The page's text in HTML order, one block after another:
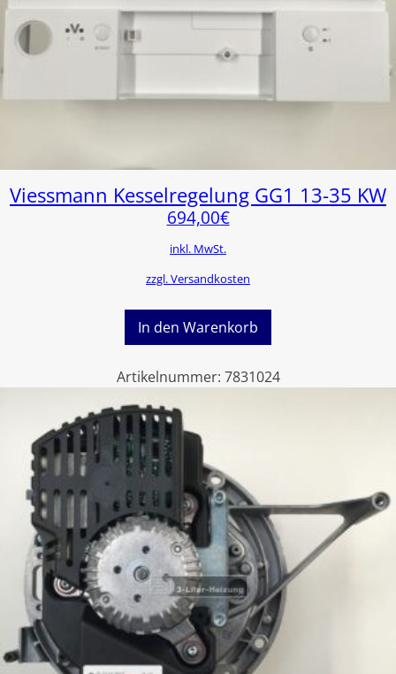
Viessmann Kesselregelung GG1 13-35 KW
694,00€
inkl. MwSt.
zzgl. Versandkosten
In den Warenkorb
Artikelnummer: 7831024